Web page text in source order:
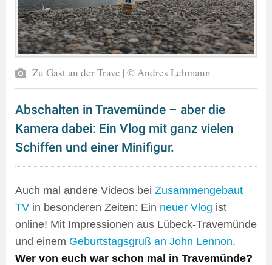
Zu Gast an der Trave | © Andres Lehmann
Abschalten in Travemünde – aber die
Kamera dabei: Ein Vlog mit ganz vielen
Schiffen und einer Minifigur.
Auch mal andere Videos bei Zusammengebaut
TV in besonderen Zeiten: Ein neuer Vlog ist
online! Mit Impressionen aus Lübeck-Travemünde
und einem Geburtstagsgruß an John Lennon.
Wer von euch war schon mal in Travemünde?